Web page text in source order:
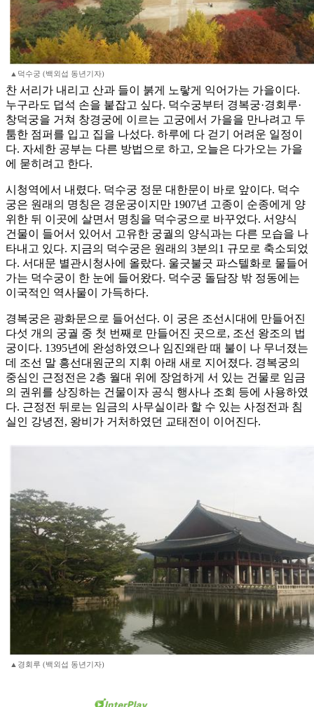
▲덕수궁 (백외섭 동년기자)
찬 서리가 내리고 산과 들이 붉게 노랗게 익어가는 가을이다.
누구라도 덥석 손을 붙잡고 싶다. 덕수궁부터 경복궁·경회루·
창덕궁을 거쳐 창경궁에 이르는 고궁에서 가을을 만나려고 두
툼한 점퍼를 입고 집을 나섰다. 하루에 다 걷기 어려운 일정이
다. 자세한 공부는 다른 방법으로 하고, 오늘은 다가오는 가을
에 묻히려고 한다.
시청역에서 내렸다. 덕수궁 정문 대한문이 바로 앞이다. 덕수
궁은 원래의 명칭은 경운궁이지만 1907년 고종이 순종에게 양
위한 뒤 이곳에 살면서 명칭을 덕수궁으로 바꾸었다. 서양식
건물이 들어서 있어서 고유한 궁궐의 양식과는 다른 모습을 나
타내고 있다. 지금의 덕수궁은 원래의 3분의1 규모로 축소되었
다. 서대문 별관시청사에 올랐다. 울긋불긋 파스텔화로 물들어
가는 덕수궁이 한 눈에 들어왔다. 덕수궁 돌담장 밖 정동에는
이국적인 역사물이 가득하다.
경복궁은 광화문으로 들어선다. 이 궁은 조선시대에 만들어진
다섯 개의 궁궐 중 첫 번째로 만들어진 곳으로, 조선 왕조의 법
궁이다. 1395년에 완성하였으나 임진왜란 때 불이 나 무너졌는
데 조선 말 흥선대원군의 지휘 아래 새로 지어졌다. 경복궁의
중심인 근정전은 2층 월대 위에 장엄하게 서 있는 건물로 임금
의 권위를 상징하는 건물이자 공식 행사나 조회 등에 사용하였
다. 근정전 뒤로는 임금의 사무실이라 할 수 있는 사정전과 침
실인 강녕전, 왕비가 거처하였던 교태전이 이어진다.
▲경회루 (백외섭 동년기자)